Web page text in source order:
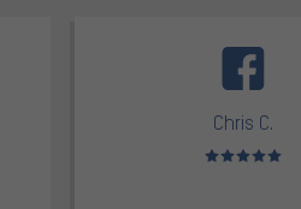
Chris C.
Note moyenne :